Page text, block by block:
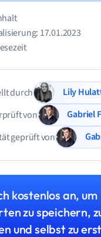
17.01.2023
durch
Lily
von
Gabriel
geprüft von
kostenlos an, um
zu speichern,
und selbst zu